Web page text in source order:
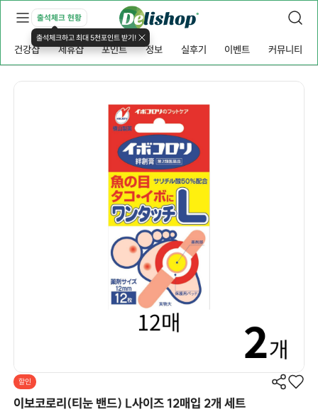
출석체크 현황
출석체크하고 최대 5천포인트 받기!
건강샵 제휴샵 포인트 정보 실후기 이벤트 커뮤니티
할인
이보코로리(티눈 밴드) L사이즈 12매입 2개 세트